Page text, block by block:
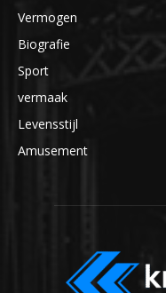
Vermogen
Biografie
Sport
vermaak
Levensstijl
Amusement